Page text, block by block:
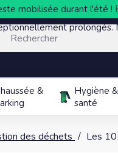
mobilisée durant l'été
&
Hygiène &
santé
des déchets Les